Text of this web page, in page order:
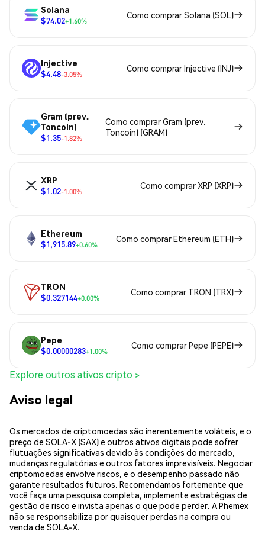
Solana
$74.02+1.60%
Como comprar Solana (SOL)
Injective
$4.48-3.05%
Como comprar Injective (INJ)
Gram (prev.
Toncoin)
$1.35-1.82%
Como comprar Gram (prev.
Toncoin) (GRAM)
XRP
$1.02-1.00%
Como comprar XRP (XRP)
Ethereum
$1,915.89+0.60%
Como comprar Ethereum (ETH)
TRON
$0.327144+0.00%
Como comprar TRON (TRX)
Pepe
$0.00000283+1.00%
Como comprar Pepe (PEPE)
Explore outros ativos cripto >
Aviso legal
Os mercados de criptomoedas são inerentemente voláteis, e o
preço de SOLA-X (SAX) e outros ativos digitais pode sofrer
flutuações significativas devido às condições do mercado,
mudanças regulatórias e outros fatores imprevisíveis. Negociar
criptomoedas envolve riscos, e o desempenho passado não
garante resultados futuros. Recomendamos fortemente que
você faça uma pesquisa completa, implemente estratégias de
gestão de risco e invista apenas o que pode perder. A Phemex
não se responsabiliza por quaisquer perdas na compra ou
venda de SOLA-X.